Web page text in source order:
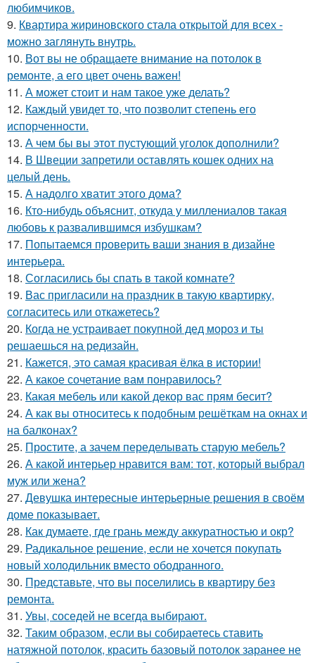
любимчиков.
9. Квартира жириновского стала открытой для всех -
можно заглянуть внутрь.
10. Вот вы не обращаете внимание на потолок в
ремонте, а его цвет очень важен!
11. А может стоит и нам такое уже делать?
12. Каждый увидет то, что позволит степень его
испорченности.
13. А чем бы вы этот пустующий уголок дополнили?
14. В Швеции запретили оставлять кошек одних на
целый день.
15. А надолго хватит этого дома?
16. Кто-нибудь объяснит, откуда у миллениалов такая
любовь к развалившимся избушкам?
17. Попытаемся проверить ваши знания в дизайне
интерьера.
18. Согласились бы спать в такой комнате?
19. Вас пригласили на праздник в такую квартирку,
согласитесь или откажетесь?
20. Когда не устраивает покупной дед мороз и ты
решаешься на редизайн.
21. Кажется, это самая красивая ёлка в истории!
22. А какое сочетание вам понравилось?
23. Какая мебель или какой декор вас прям бесит?
24. А как вы относитесь к подобным решёткам на окнах и
на балконах?
25. Простите, а зачем переделывать старую мебель?
26. А какой интерьер нравится вам: тот, который выбрал
муж или жена?
27. Девушка интересные интерьерные решения в своём
доме показывает.
28. Как думаете, где грань между аккуратностью и окр?
29. Радикальное решение, если не хочется покупать
новый холодильник вместо ободранного.
30. Представьте, что вы поселились в квартиру без
ремонта.
31. Увы, соседей не всегда выбирают.
32. Таким образом, если вы собираетесь ставить
натяжной потолок, красить базовый потолок заранее не